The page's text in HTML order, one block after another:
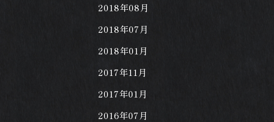
2018年08月
2018年07月
2018年01月
2017年11月
2017年01月
2016年07月